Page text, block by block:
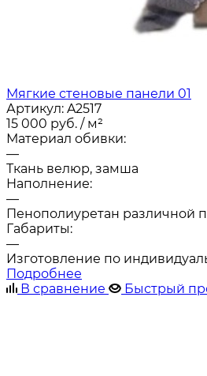
Мягкие стеновые панели 01
Артикул: A2517
15 000 руб. / м²
Материал обивки:
—
Ткань велюр, замша
Наполнение:
—
Пенополиуретан различной
Габариты:
—
Изготовление по
Подробнее
В сравнение
Быстрый